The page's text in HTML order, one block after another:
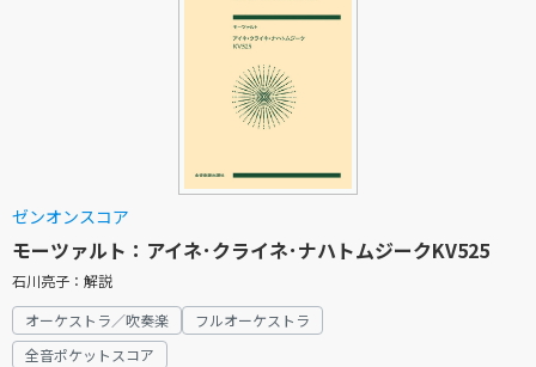
ゼンオンスコア
モーツァルト：アイネ･クライネ･ナハトムジークKV525
石川亮子：解説
オーケストラ／吹奏楽
フルオーケストラ
全音ポケットスコア